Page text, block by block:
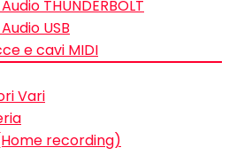
THUNDERBOLT
USB
e cavi MIDI
Vari
recording)